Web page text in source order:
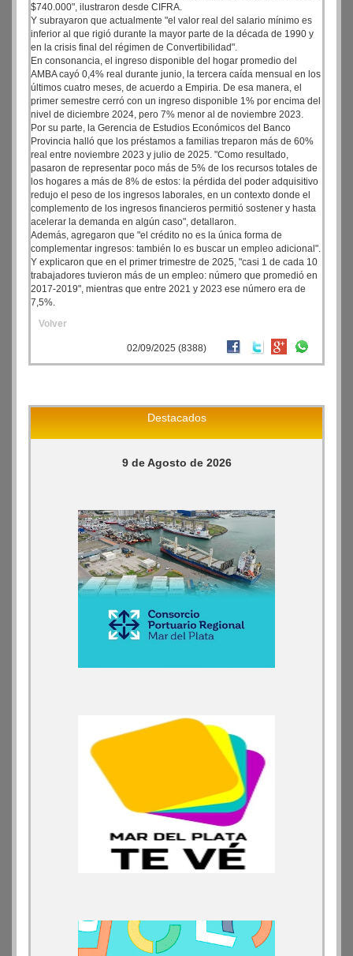
$740.000", ilustraron desde CIFRA.
Y subrayaron que actualmente "el valor real del salario mínimo es
inferior al que rigió durante la mayor parte de la década de 1990 y
en la crisis final del régimen de Convertibilidad".
En consonancia, el ingreso disponible del hogar promedio del
AMBA cayó 0,4% real durante junio, la tercera caída mensual en los
últimos cuatro meses, de acuerdo a Empiria. De esa manera, el
primer semestre cerró con un ingreso disponible 1% por encima del
nivel de diciembre 2024, pero 7% menor al de noviembre 2023.
Por su parte, la Gerencia de Estudios Económicos del Banco
Provincia halló que los préstamos a familias treparon más de 60%
real entre noviembre 2023 y julio de 2025. "Como resultado,
pasaron de representar poco más de 5% de los recursos totales de
los hogares a más de 8% de estos: la pérdida del poder adquisitivo
redujo el peso de los ingresos laborales, en un contexto donde el
complemento de los ingresos financieros permitió sostener y hasta
acelerar la demanda en algún caso", detallaron.
Además, agregaron que "el crédito no es la única forma de
complementar ingresos: también lo es buscar un empleo adicional".
Y explicaron que en el primer trimestre de 2025, "casi 1 de cada 10
trabajadores tuvieron más de un empleo: número que promedió en
2017-2019", mientras que entre 2021 y 2023 ese número era de
7,5%.
Volver
02/09/2025 (8388)
Destacados
9 de Agosto de 2026